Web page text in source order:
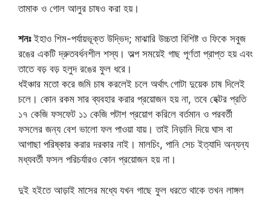
তামাক ও গোল আলুর চাষও করা হয়।
শনঃইহাও শিম-পর্যায়ভূক্ত উদ্ভিদ; মাঝারি উচ্চতা বিশিষ্ট ও ফিকে সবুজ
রঙের একটি দ্রুতবর্ধনশীল শস্য। অল্প সময়েই গাছ পূর্ণতা প্রাপ্ত হয় এবং
তাতে বড় বড় হলুদ রঙের ফুল ধরে।
ধইঞ্চার মতো করে জমি চাষ করলেই চলে অর্থাৎ গোটা দুয়েক চাষ দিলেই
চলে। কোন রকম সার ব্যবহার করার প্রয়োজন হয় না, তবে হেক্টর প্রতি
১৭ কেজি ফসফেট ১১ কেজি পটাশ প্রয়োগ করিলে বর্তমান ও পরবর্তী
ফসলের জন্য বেশ ভালো ফল পাওয়া যায়। তাই নিড়ানি দিয়ে ঘাস বা
আগাছা পরিষ্কার করার দরকার নাই। মালচিং, পানি সেচ ইত্যাদি অন্যন্য
মধ্যবর্তী ফসল পরিচর্যারও কোন প্রয়োজন হয় না।
দুই হইতে আড়াই মাসের মধ্যে যখন গাছে ফুল ধরতে থাকে তখন লাঙ্গল